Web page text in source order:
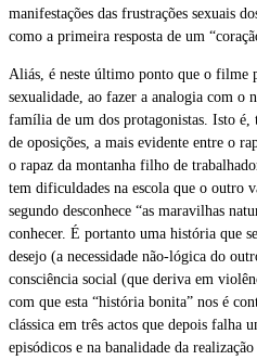
manifestações das frustrações sexuais
como a primeira resposta de um
Aliás, é neste último ponto que o filme
sexualidade, ao fazer a analogia com o
família de um dos protagonistas. Isto é,
de oposições, a mais evidente entre o
o rapaz da montanha filho de
tem dificuldades na escola que o outro
segundo desconhece “as maravilhas
conhecer. É portanto uma história que
desejo (a necessidade não-lógica do
consciência social (que deriva em
com que esta “história bonita” nos é
clássica em três actos que depois falha
episódicos e na banalidade da